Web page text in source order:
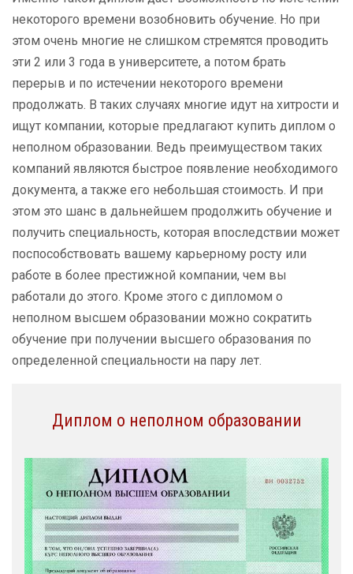
некоторого времени возобновить обучение. Но при
этом очень многие не слишком стремятся проводить
эти 2 или 3 года в университете, а потом брать
перерыв и по истечении некоторого времени
продолжать. В таких случаях многие идут на хитрости и
ищут компании, которые предлагают купить диплом о
неполном образовании. Ведь преимуществом таких
компаний являются быстрое появление необходимого
документа, а также его небольшая стоимость. И при
этом это шанс в дальнейшем продолжить обучение и
получить специальность, которая впоследствии может
поспособствовать вашему карьерному росту или
работе в более престижной компании, чем вы
работали до этого. Кроме этого с дипломом о
неполном высшем образовании можно сократить
обучение при получении высшего образования по
определенной специальности на пару лет.
Диплом о неполном образовании